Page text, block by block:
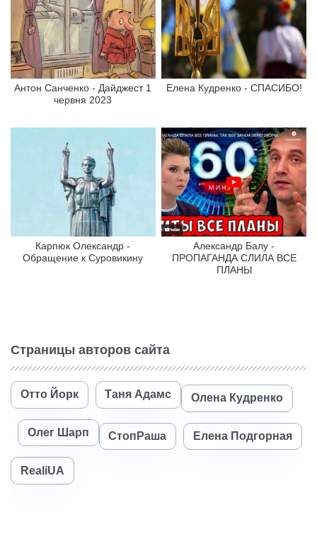
Антон Санченко - Дайджест 1
червня 2023
Елена Кудренко - СПАСИБО!
Карпюк Олександр -
Обращение к Суровикину
Александр Балу -
ПРОПАГАНДА СЛИЛА ВСЕ
ПЛАНЫ
Страницы авторов сайта
Отто Йорк Таня Адамс Олена Кудренко
Олег Шарп СтопРаша Елена Подгорная
RealiUA